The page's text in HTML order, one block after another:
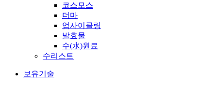
코스모스
더마
업사이클링
발효물
수(水)원료
수리스트
보유기술